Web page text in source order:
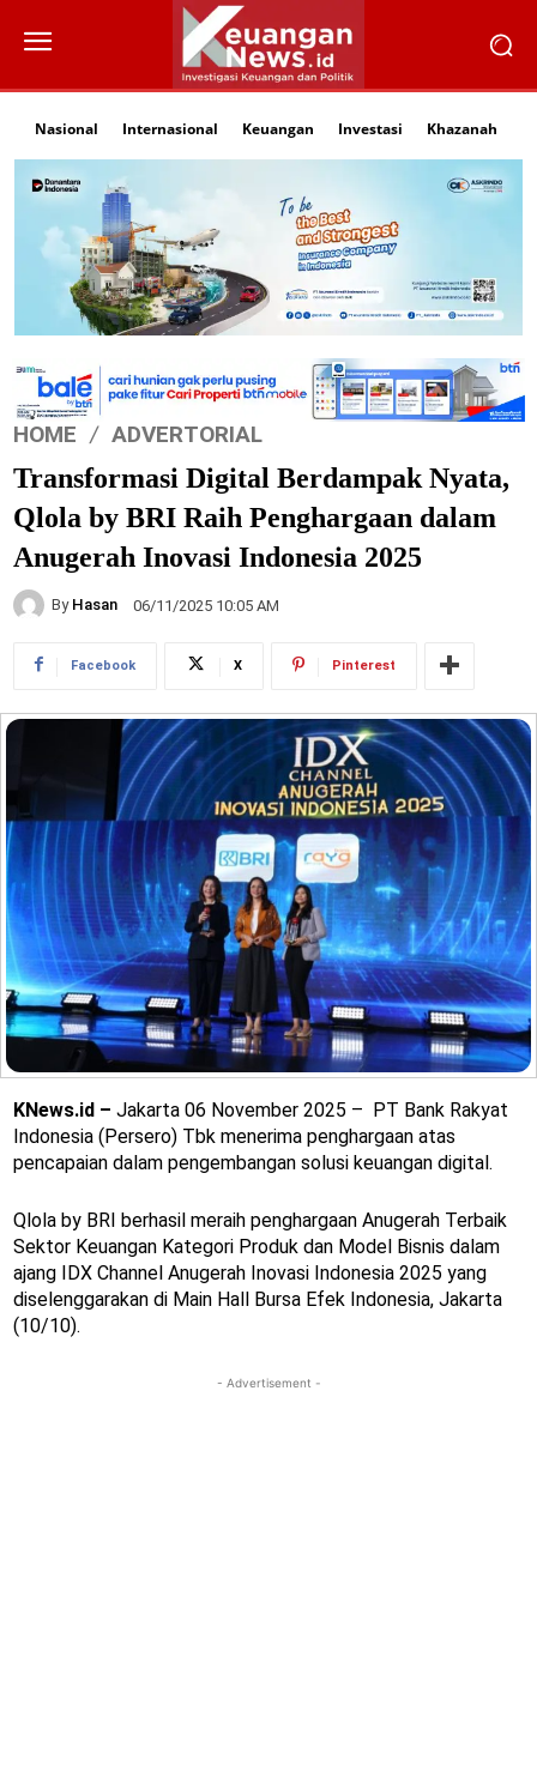
Nasional Internasional Keuangan Investasi Khazanah
HOME ADVERTORIAL
Transformasi Digital Berdampak Nyata,
Qlola by BRI Raih Penghargaan dalam
Anugerah Inovasi Indonesia 2025
By Hasan 06/11/2025 10:05 AM
Facebook X Pinterest
KNews.id – Jakarta 06 November 2025 – PT Bank Rakyat
Indonesia (Persero) Tbk menerima penghargaan atas
pencapaian dalam pengembangan solusi keuangan digital.
Qlola by BRI berhasil meraih penghargaan Anugerah Terbaik
Sektor Keuangan Kategori Produk dan Model Bisnis dalam
ajang IDX Channel Anugerah Inovasi Indonesia 2025 yang
diselenggarakan di Main Hall Bursa Efek Indonesia, Jakarta
(10/10).
- Advertisement -